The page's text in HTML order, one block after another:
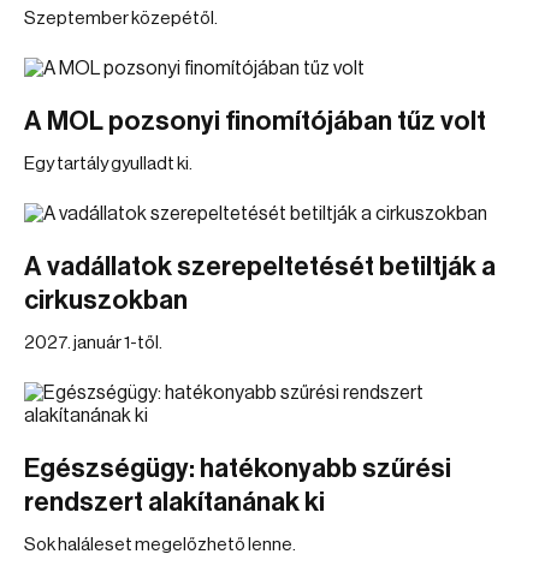
Szeptember közepétől.
A MOL pozsonyi finomítójában tűz volt
Egy tartály gyulladt ki.
A vadállatok szerepeltetését betiltják a
cirkuszokban
2027. január 1-től.
Egészségügy: hatékonyabb szűrési
rendszert alakítanának ki
Sok haláleset megelőzhető lenne.